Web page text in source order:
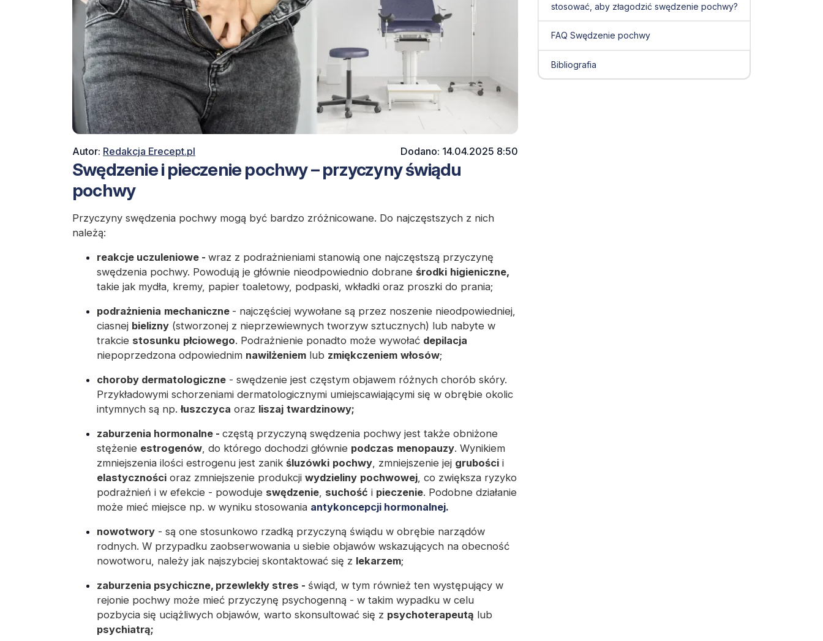
Autor: Redakcja Erecept.pl Dodano: 14.04.2025 8:50
Swędzenie i pieczenie pochwy – przyczyny świądu
pochwy
Przyczyny swędzenia pochwy mogą być bardzo zróżnicowane. Do najczęstszych z nich
należą:
reakcje uczuleniowe - wraz z podrażnieniami stanowią one najczęstszą przyczynę
swędzenia pochwy. Powodują je głównie nieodpowiednio dobrane środki higieniczne,
takie jak mydła, kremy, papier toaletowy, podpaski, wkładki oraz proszki do prania;
podrażnienia mechaniczne - najczęściej wywołane są przez noszenie nieodpowiedniej,
ciasnej bielizny (stworzonej z nieprzewiewnych tworzyw sztucznych) lub nabyte w
trakcie stosunku płciowego. Podrażnienie ponadto może wywołać depilacja
niepoprzedzona odpowiednim nawilżeniem lub zmiękczeniem włosów;
choroby dermatologiczne - swędzenie jest częstym objawem różnych chorób skóry.
Przykładowymi schorzeniami dermatologicznymi umiejscawiającymi się w obrębie okolic
intymnych są np.łuszczyca oraz liszaj twardzinowy;
zaburzenia hormonalne - częstą przyczyną swędzenia pochwy jest także obniżone
stężenie estrogenów, do którego dochodzi głównie podczas menopauzy. Wynikiem
zmniejszenia ilości estrogenu jest zanik śluzówki pochwy, zmniejszenie jej grubości i
elastyczności oraz zmniejszenie produkcji wydzieliny pochwowej, co zwiększa ryzyko
podrażnień i w efekcie - powoduje swędzenie, suchość i pieczenie. Podobne działanie
może mieć miejsce np. w wyniku stosowania antykoncepcji hormonalnej.
nowotwory - są one stosunkowo rzadką przyczyną świądu w obrębie narządów
rodnych. W przypadku zaobserwowania u siebie objawów wskazujących na obecność
nowotworu, należy jak najszybciej skontaktować się z lekarzem;
zaburzenia psychiczne, przewlekły stres - świąd, w tym również ten występujący w
rejonie pochwy może mieć przyczynę psychogenną - w takim wypadku w celu
pozbycia się uciążliwych objawów, warto skonsultować się z psychoterapeutą lub
psychiatrą;
stosować, aby złagodzić swędzenie pochwy?
FAQ Swędzenie pochwy
Bibliografia